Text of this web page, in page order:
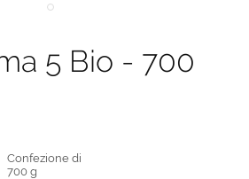
5 Bio - 700
Confezione di
700 g